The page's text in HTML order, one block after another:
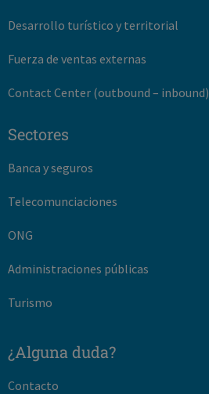
Desarrollo turístico y territorial
Fuerza de ventas externas
Contact Center (outbound – inbound)
Sectores
Banca y seguros
Telecomunciaciones
ONG
Administraciones públicas
Turismo
¿Alguna duda?
Contacto